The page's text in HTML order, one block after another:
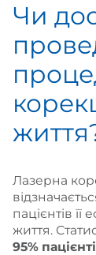
Чи
Лазерна
пацієнтів
життя.
95%